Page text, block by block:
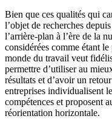
Bien que ces qualités qui
l’objet de recherches
l’arrière-plan à l’ère de la
considérées comme étant
monde du travail veut
permettre d’utiliser au
résultats et d’avoir un
entreprises individualisent
compétences et proposent
réorientation horizontale.